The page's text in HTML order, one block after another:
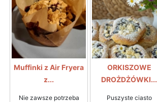
Muffinki z Air Fryera
z...
Nie zawsze potrzeba
ORKISZOWE
DROŻDŻÓWKI...
Puszyste ciasto